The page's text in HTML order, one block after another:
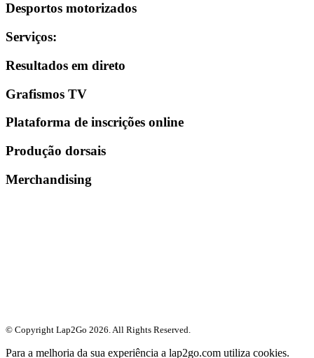
Desportos motorizados
Serviços:
Resultados em direto
Grafismos TV
Plataforma de inscrições online
Produção dorsais
Merchandising
© Copyright Lap2Go 2026. All Rights Reserved.
Para a melhoria da sua experiência a lap2go.com utiliza cookies.